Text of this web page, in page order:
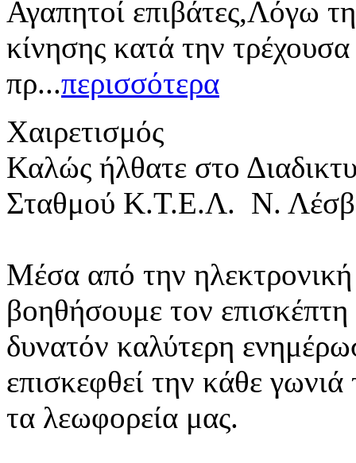
Αγαπητοί επιβάτες,Λόγω
κίνησης κατά την
πρ...περισσότερα
Χαιρετισμός
Καλώς ήλθατε στο
Σταθμού Κ.Τ.Ε.Λ. Ν.
Μέσα από την ηλεκτρονική
βοηθήσουμε τον
δυνατόν καλύτερη
επισκεφθεί την κάθε
τα λεωφορεία μας.